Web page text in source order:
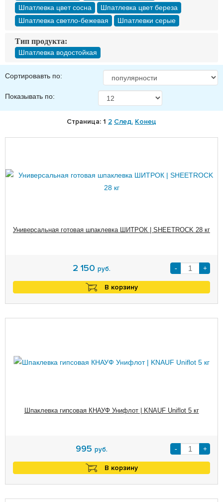
Шпатлевка цвет сосна
Шпатлевка цвет береза
Шпатлевка светло-бежевая
Шпатлевки серые
Тип продукта:
Шпатлевка водостойкая
Сортировавть по:
Показывать по:
Страница: 1 2 След. Конец
Универсальная готовая шпаклевка ШИТРОК | SHEETROCK 28 кг
- +
2 150 руб.
В корзину
Шпаклевка гипсовая КНАУФ Унифлот | KNAUF Uniflot 5 кг
- +
995 руб.
В корзину